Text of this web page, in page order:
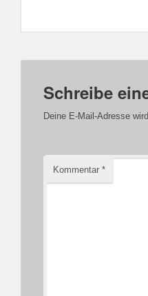
Schreibe
Deine E-Mail-Adresse
Kommentar *